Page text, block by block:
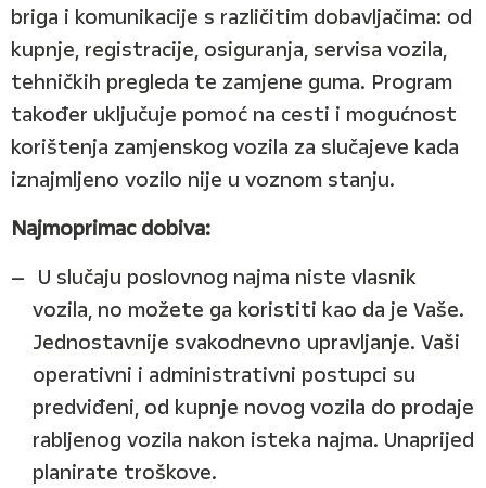
briga i komunikacije s različitim dobavljačima: od
kupnje, registracije, osiguranja, servisa vozila,
tehničkih pregleda te zamjene guma. Program
također uključuje pomoć na cesti i mogućnost
korištenja zamjenskog vozila za slučajeve kada
iznajmljeno vozilo nije u voznom stanju.
Najmoprimac dobiva:
U slučaju poslovnog najma niste vlasnik
vozila, no možete ga koristiti kao da je Vaše.
Jednostavnije svakodnevno upravljanje. Vaši
operativni i administrativni postupci su
predviđeni, od kupnje novog vozila do prodaje
rabljenog vozila nakon isteka najma. Unaprijed
planirate troškove.